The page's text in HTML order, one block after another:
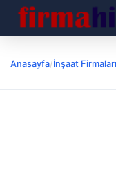
Anasayfa/İnşaat Firmaları